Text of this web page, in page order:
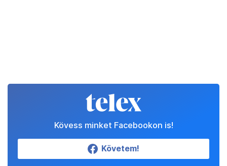
Kövess minket Facebookon is!
Követem!